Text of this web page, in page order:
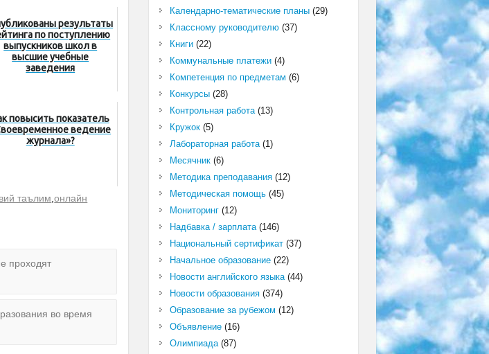
результаты
по поступлению
выпускников школ в
высшие учебные
заведения
повысить показатель
ведение
журнала»?
таълим,онлайн
проходят
во время
Календарно-тематические планы(29)
Классному руководителю(37)
Книги(22)
Коммунальные платежи(4)
Компетенция по предметам (6)
Конкурсы(28)
Контрольная работа(13)
Кружок(5)
Лабораторная работа(1)
Месячник(6)
Методика преподавания(12)
Методическая помощь(45)
Мониторинг(12)
Надбавка / зарплата(146)
Национальный сертификат(37)
Начальное образование(22)
Новости английского языка(44)
Новости образования(374)
Образование за рубежом (12)
Объявление(16)
Олимпиада(87)